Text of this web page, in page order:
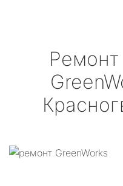
Ремонт